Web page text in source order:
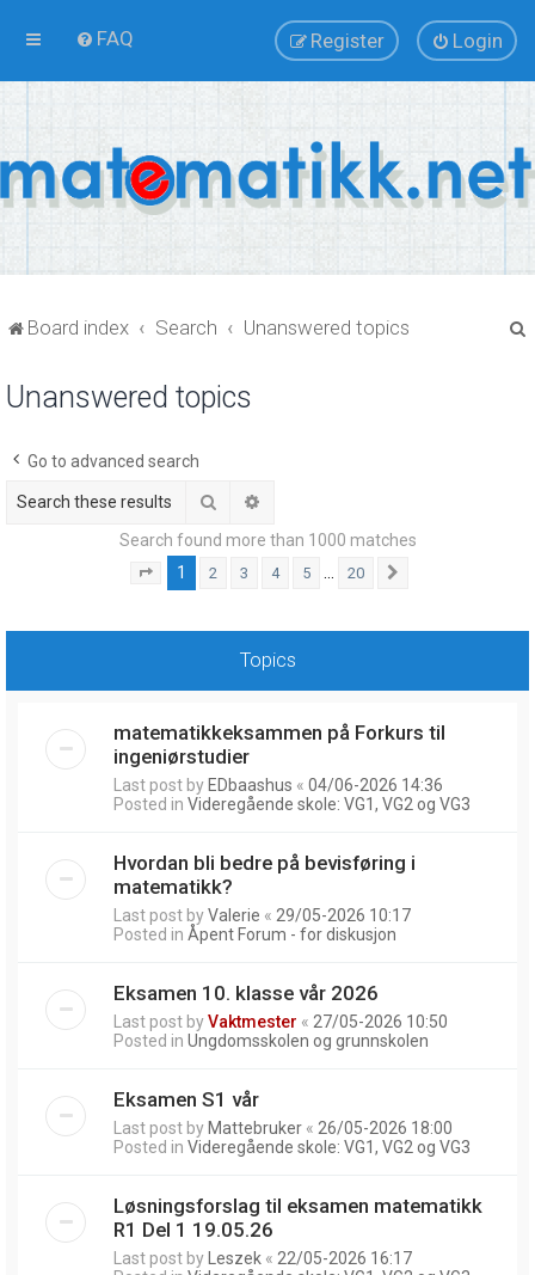
FAQ Login
Register
Board index Search Unanswered topics
Unanswered topics
Go to advanced search
Search
Search found more than 1000 matches
Page of 20
1 2 3 4 5 20
Topics
matematikkeksammen på Forkurs til
ingeniørstudier
Last post by EDbaashus « 04/06-2026 14:36
Posted in Videregående skole: VG1, VG2 og VG3
Hvordan bli bedre på bevisføring i
matematikk?
Last post byValerie « 29/05-2026 10:17
Posted in Åpent Forum - for diskusjon
Eksamen 10. klasse vår 2026
Last post byVaktmester « 27/05-2026 10:50
Posted in Ungdomsskolen og grunnskolen
Eksamen S1 vår
Last post by Mattebruker « 26/05-2026 18:00
Posted in Videregående skole: VG1, VG2 og VG3
Løsningsforslag til eksamen matematikk
R1 Del 1 19.05.26
Last post by Leszek « 22/05-2026 16:17